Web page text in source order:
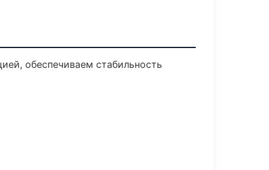
обеспечиваем стабильность